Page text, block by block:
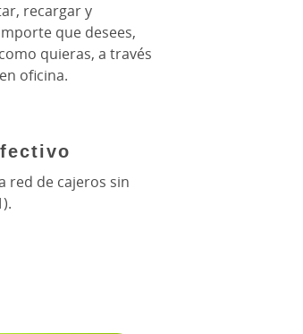
recargar y
que desees,
quieras, a través
oficina.
red de cajeros sin
).